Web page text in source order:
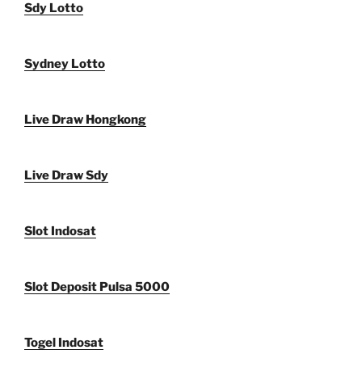
Sdy Lotto
Sydney Lotto
Live Draw Hongkong
Live Draw Sdy
Slot Indosat
Slot Deposit Pulsa 5000
Togel Indosat